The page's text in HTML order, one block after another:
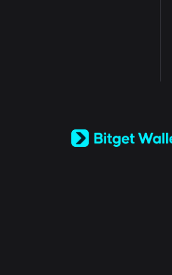
Español (Latinoamérica)